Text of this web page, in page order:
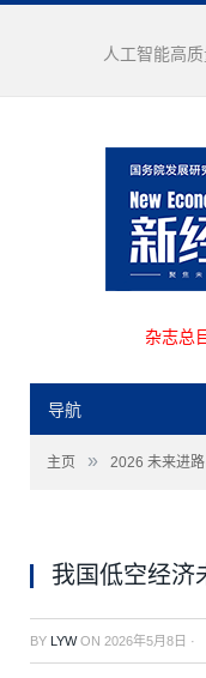
多案例视角
杂志总
导航
主页 » 2026 未来进路
我国低空经济
BY LYWON 2026年5月8日 ·